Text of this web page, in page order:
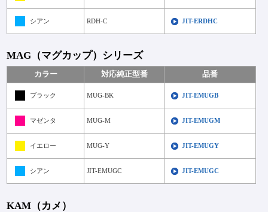
シアン RDH-C JIT-ERDHC
MAG（マグカップ）シリーズ
カラー 対応純正型番 品番
ブラック MUG-BK JIT-EMUGB
マゼンタ MUG-M JIT-EMUGM
イエロー MUG-Y JIT-EMUGY
シアン JIT-EMUGC JIT-EMUGC
KAM（カメ）